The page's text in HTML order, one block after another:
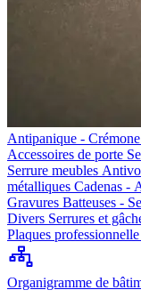
Antipanique -
Accessoires de porte
Serrure meubles
métalliques Cadenas -
Gravures Batteuses -
Divers Serrures et
Plaques professionnelle
Organigramme de